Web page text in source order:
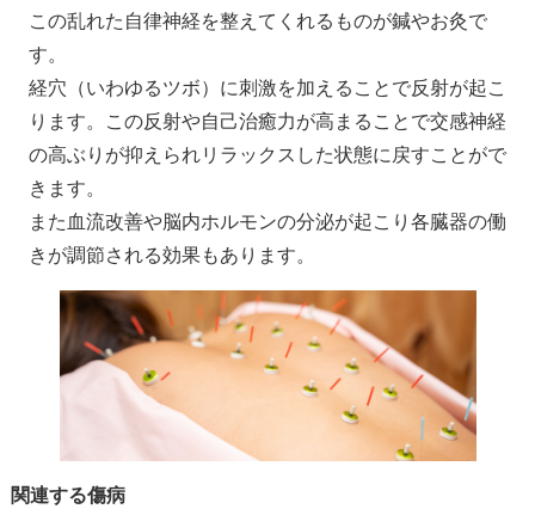
この乱れた自律神経を整えてくれるものが鍼やお灸で
す。
経穴（いわゆるツボ）に刺激を加えることで反射が起こ
ります。この反射や自己治癒力が高まることで交感神経
の高ぶりが抑えられリラックスした状態に戻すことがで
きます。
また血流改善や脳内ホルモンの分泌が起こり各臓器の働
きが調節される効果もあります。
関連する傷病